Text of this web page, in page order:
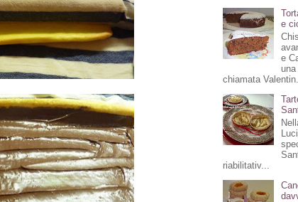
e
e
chiamata
riabilitativ...